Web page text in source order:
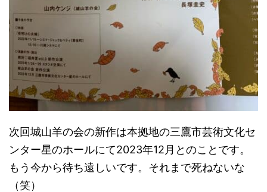
次回城山羊の会の新作は本拠地の三鷹市芸術文化セ
ンター星のホールにて2023年12月とのことです。
もう今から待ち遠しいです。それまで死ねないな
（笑）